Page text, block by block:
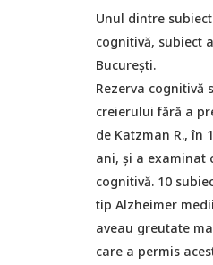
Unul dintre
cognitivă, subiect
București.
Rezerva cognitivă
creierului fără a
de Katzman R., în
ani, și a examinat
cognitivă. 10
tip Alzheimer
aveau greutate
care a permis